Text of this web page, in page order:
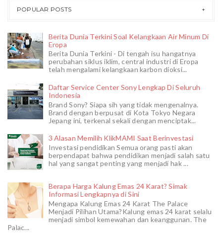
POPULAR POSTS
Berita Dunia Terkini Soal Kelangkaan Air Minum Di
Eropa
Berita Dunia Terkini - Di tengah isu hangatnya
perubahan siklus iklim, central industri di Eropa
telah mengalami kelangkaan karbon dioksi...
Daftar Service Center Sony Lengkap Di Seluruh
Indonesia
Brand Sony? Siapa sih yang tidak mengenalnya.
Brand dengan berpusat di Kota Tokyo Negara
Jepang ini, terkenal sekali dengan menciptak...
3 Alasan Memilih KlikMAMI Saat Berinvestasi
Investasi pendidikan Semua orang pasti akan
berpendapat bahwa pendidikan menjadi salah satu
hal yang sangat penting yang menjadi hak ...
Berapa Harga Kalung Emas 24 Karat? Simak
Informasi Lengkapnya di Sini
Mengapa Kalung Emas 24 Karat The Palace
Menjadi Pilihan Utama?Kalung emas 24 karat selalu
menjadi simbol kemewahan dan keanggunan. The
Palac...